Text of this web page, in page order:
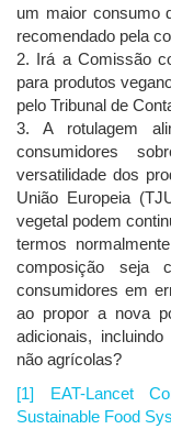
um maior consumo
recomendado pela
2. Irá a Comissão
para produtos
pelo Tribunal de
3. A rotulagem
consumidores
versatilidade dos
União Europeia
vegetal podem
termos
composição seja
consumidores em
ao propor a nova
adicionais,
não agrícolas?
[1] EAT-Lancet
Sustainable Food